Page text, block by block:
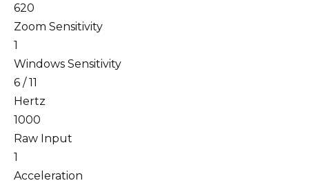
620
Zoom Sensitivity
1
Windows Sensitivity
6 / 11
Hertz
1000
Raw Input
1
Acceleration